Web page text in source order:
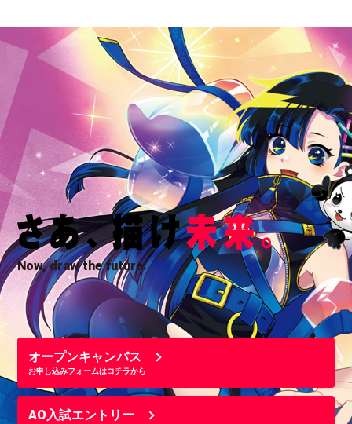
Now, draw the future.
オープンキャンパス
お申し込みフォームはコチラから
AO入試エントリー